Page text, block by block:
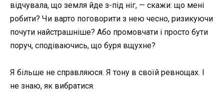
відчувала, що земля йде з-під ніг, — скажи: що мені
робити? Чи варто поговорити з нею чесно, ризикуючи
почути найстрашніше? Або промовчати і просто бути
поруч, сподіваючись, що буря вщухне?
Я більше не справляюся. Я тону в своїй ревнощах. І
не знаю, як вибратися.